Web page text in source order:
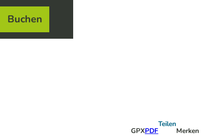
Buchen
GPXPDF
Teilen
Merken